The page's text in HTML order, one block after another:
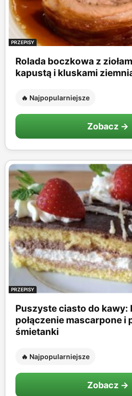
PRZEPISY
Rolada boczkowa z
kapustą i kluskami
🔥 Najpopularniejsze
Zobacz →
PRZEPISY
Puszyste ciasto do kawy:
połączenie mascarpone i
śmietanki
🔥 Najpopularniejsze
Zobacz →